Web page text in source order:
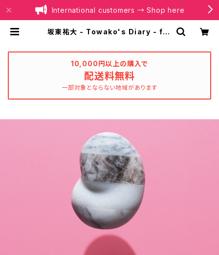
International customers → Shop here
坂東祐大 - Towako's Diary - fro
ORDS®
10,000円以上の購入で
配送料無料
一部対象とならない地域があります